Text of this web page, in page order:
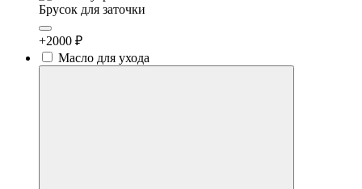
Брусок для заточки
+2000 ₽
Масло для ухода